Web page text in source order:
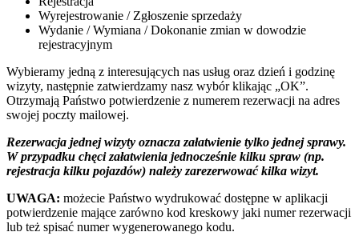
Wyrejestrowanie / Zgłoszenie sprzedaży
Wydanie / Wymiana / Dokonanie zmian w dowodzie
rejestracyjnym
Wybieramy jedną z interesujących nas usług oraz dzień i godzinę
wizyty, następnie zatwierdzamy nasz wybór klikając „OK”.
Otrzymają Państwo potwierdzenie z numerem rezerwacji na adres
swojej poczty mailowej.
Rezerwacja jednej wizyty oznacza załatwienie tylko jednej sprawy.
W przypadku chęci załatwienia jednocześnie kilku spraw (np.
rejestracja kilku pojazdów) należy zarezerwować kilka wizyt.
UWAGA: możecie Państwo wydrukować dostępne w aplikacji
potwierdzenie mające zarówno kod kreskowy jaki numer rezerwacji
lub też spisać numer wygenerowanego kodu.